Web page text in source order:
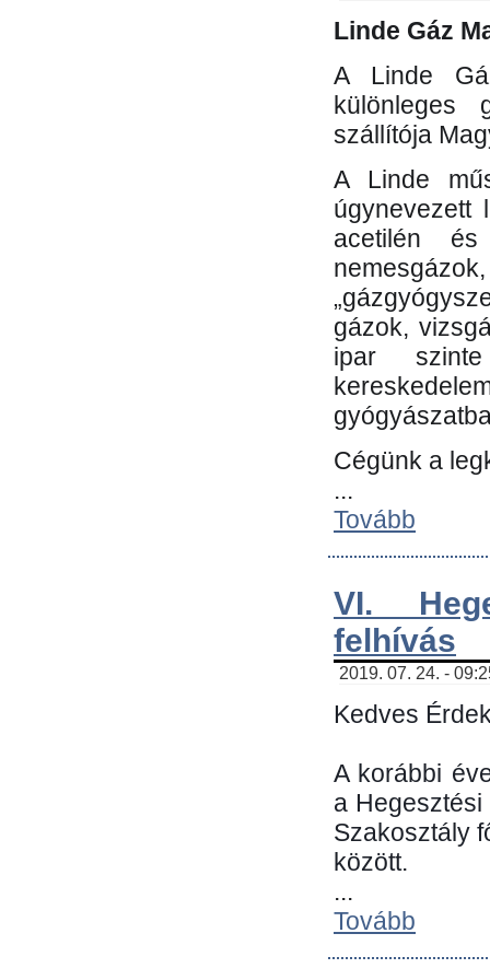
Linde Gáz
A Linde
különleges
szállítója
A Linde
úgynevezett
acetilén és
gázok,
ipar
Cégünk a
...
Tovább
VI.
felhívás
2019. 07. 24. -
Kedves
A korábbi
a
Szakosztály
között.
...
Tovább